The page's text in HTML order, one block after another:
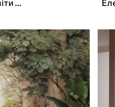
Великі, ніжні білі та рожеві квіти півонії з м'якими, пухнастими пелюстками на розмитому сірому тлі